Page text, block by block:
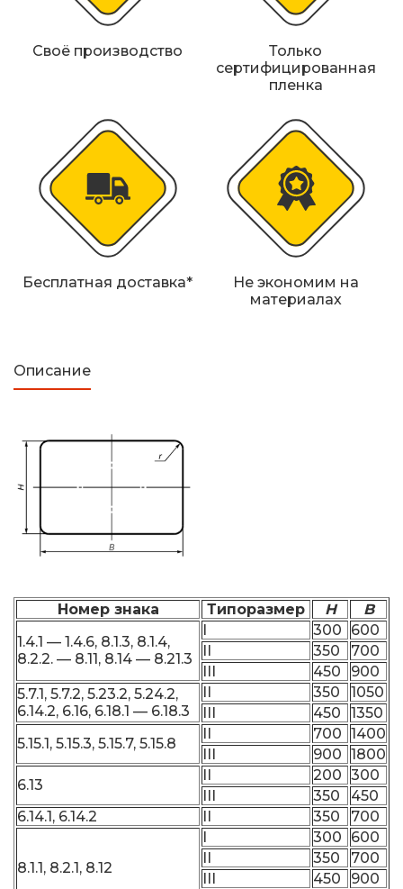
Своё производство
Только
сертифицированная
пленка
Бесплатная доставка*
Не экономим на
материалах
Описание
Номер знака Типоразмер H
B
1.4.1 — 1.4.6, 8.1.3, 8.1.4,
8.2.2. — 8.11, 8.14 — 8.21.3
I 300
600
II
350
700
III
450
900
5.7.1, 5.7.2, 5.23.2, 5.24.2,
6.14.2, 6.16, 6.18.1 — 6.18.3
II 350
1050
III
450
1350
5.15.1, 5.15.3, 5.15.7, 5.15.8
II 700 1400
III
900 1800
6.13
II 200 300
III
350
450
6.14.1, 6.14.2
II 350 700
8.1.1, 8.2.1, 8.12
I 300
600
II
350
700
III
450
900